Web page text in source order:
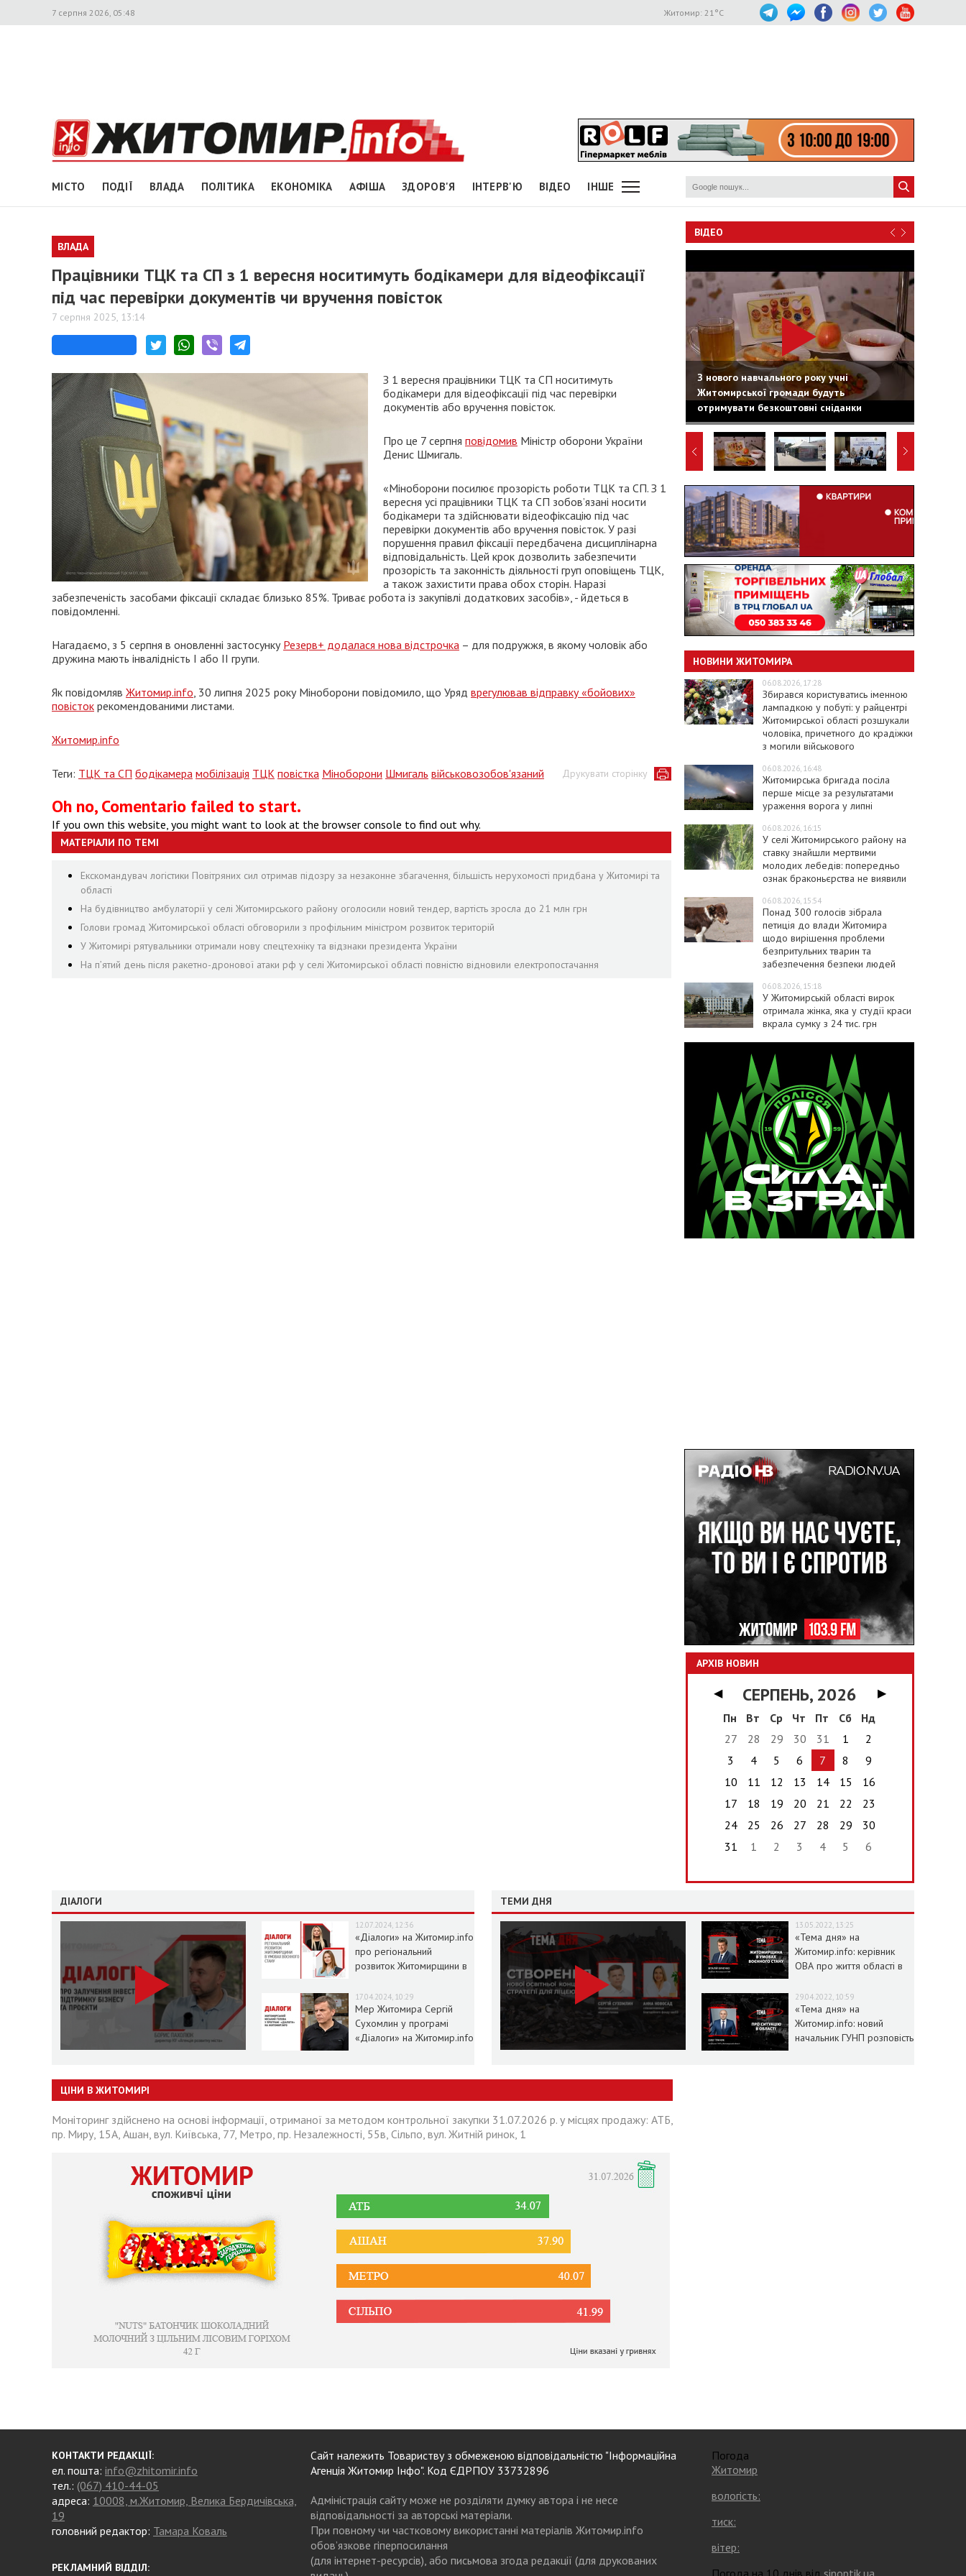
7 серпня 2026, 05:48 Житомир: 21°C
МІСТО ПОДІЇ ВЛАДА ПОЛІТИКА ЕКОНОМІКА АФІША ЗДОРОВ'Я ІНТЕРВ'Ю ВІДЕО ІНШЕ
ВЛАДА
Працівники ТЦК та СП з 1 вересня носитимуть бодікамери для відеофіксації
під час перевірки документів чи вручення повісток
7 серпня 2025, 13:14
З 1 вересня працівники ТЦК та СП носитимуть
бодікамери для відеофіксації під час перевірки
документів або вручення повісток.
Про це 7 серпня повідомив Міністр оборони України
Денис Шмигаль.
«Міноборони посилює прозорість роботи ТЦК та СП. З 1
вересня усі працівники ТЦК та СП зобовʼязані носити
бодікамери та здійснювати відеофіксацію під час
перевірки документів або вручення повісток. У разі
порушення правил фіксації передбачена дисциплінарна
відповідальність. Цей крок дозволить забезпечити
прозорість та законність діяльності груп оповіщень ТЦК,
а також захистити права обох сторін. Наразі
забезпеченість засобами фіксації складає близько 85%. Триває робота із закупівлі додаткових засобів», - йдеться в
повідомленні.
Нагадаємо, з 5 серпня в оновленні застосунку Резерв+ додалася нова відстрочка – для подружжя, в якому чоловік або
дружина мають інвалідність І або II групи.
Як повідомляв Житомир.info, 30 липня 2025 року Міноборони повідомило, що Уряд врегулював відправку «бойових»
повісток рекомендованими листами.
Житомир.info
Друкувати сторінку
Теги: ТЦК та СП бодікамера мобілізація ТЦК повістка Міноборони Шмигаль військовозобов'язаний
Oh no, Comentario failed to start.
If you own this website, you might want to look at the browser console to find out why.
МАТЕРІАЛИ ПО ТЕМІ
Екскомандувач логістики Повітряних сил отримав підозру за незаконне збагачення, більшість нерухомості придбана у Житомирі та
області
На будівництво амбулаторії у селі Житомирського району оголосили новий тендер, вартість зросла до 21 млн грн
Голови громад Житомирської області обговорили з профільним міністром розвиток територій
У Житомирі рятувальники отримали нову спецтехніку та відзнаки президента України
На пʼятий день після ракетно-дронової атаки рф у селі Житомирської області повністю відновили електропостачання
ВІДЕО
З нового навчального року учні
Житомирської громади будуть
отримувати безкоштовні сніданки
НОВИНИ ЖИТОМИРА
06.08.2026, 17:28
Збирався користуватись іменною
лампадкою у побуті: у райцентрі
Житомирської області розшукали
чоловіка, причетного до крадіжки
з могили військового
06.08.2026, 16:48
Житомирська бригада посіла
перше місце за результатами
ураження ворога у липні
06.08.2026, 16:15
У селі Житомирського району на
ставку знайшли мертвими
молодих лебедів: попередньо
ознак браконьєрства не виявили
06.08.2026, 15:54
Понад 300 голосів зібрала
петиція до влади Житомира
щодо вирішення проблеми
безпритульних тварин та
забезпечення безпеки людей
06.08.2026, 15:18
У Житомирській області вирок
отримала жінка, яка у студії краси
вкрала сумку з 24 тис. грн
АРХІВ НОВИН
◀ СЕРПЕНЬ, 2026
▶
Пн
Вт Ср Чт Пт Сб
Нд
27
28 29 30 31 1
2
3
4 5 6 7 8
9
10
11 12 13 14 15
16
17
18 19 20 21 22
23
24
25 26 27 28 29
30
31
1 2 3 4 5 6
ДІАЛОГИ
12.07.2024, 12:36
«Діалоги» на Житомир.info
про регіональний
розвиток Житомирщини в
17.04.2024, 10:29
Мер Житомира Сергій
Сухомлин у програмі
«Діалоги» на Житомир.info
ТЕМИ ДНЯ
13.05.2022, 13:25
«Тема дня» на
Житомир.info: керівник
ОВА про життя області в
29.04.2022, 10:59
«Тема дня» на
Житомир.info: новий
начальник ГУНП розповість
ЦІНИ В ЖИТОМИРІ
Моніторинг здійснено на основі інформації, отриманої за методом контрольної закупки 31.07.2026 р. у місцях продажу: АТБ,
пр. Миру, 15А, Ашан, вул. Київська, 77, Метро, пр. Незалежності, 55в, Сільпо, вул. Житній ринок, 1
КОНТАКТИ РЕДАКЦІЇ:
ел. пошта: info@zhitomir.info
тел.: (067) 410-44-05
адреса: 10008, м.Житомир, Велика Бердичівська,
19
головний редактор: Тамара Коваль
РЕКЛАМНИЙ ВІДДІЛ:
Сайт належить Товариству з обмеженою відповідальністю "Інформаційна
Агенція Житомир Інфо". Код ЄДРПОУ 33732896
Адміністрація сайту може не розділяти думку автора і не несе
відповідальності за авторські матеріали.
При повному чи частковому використанні матеріалів Житомир.info
обов’язкове гіперпосилання
(для інтернет-ресурсів), або письмова згода редакції (для друкованих
Погода
Житомир
вологість:
тиск:
вітер:
Погода на 10 днів від sinoptik.ua